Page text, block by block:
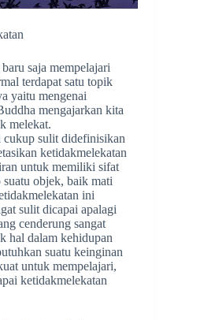
saja mempelajari
terdapat satu topik
yaitu mengenai
mengajarkan kita
melekat.
cukup sulit didefinisikan
ketidakmelekatan
untuk memiliki sifat
objek, baik mati
ini
sulit dicapai apalagi
cenderung sangat
hal dalam kehidupan
suatu keinginan
untuk mempelajari,
ketidakmelekatan